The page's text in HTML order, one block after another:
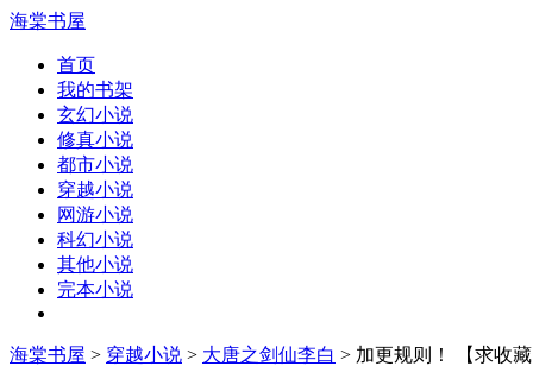
海棠书屋
首页
我的书架
玄幻小说
修真小说
都市小说
穿越小说
网游小说
科幻小说
其他小说
完本小说
海棠书屋 > 穿越小说 > 大唐之剑仙李白 > 加更规则！ 【求收